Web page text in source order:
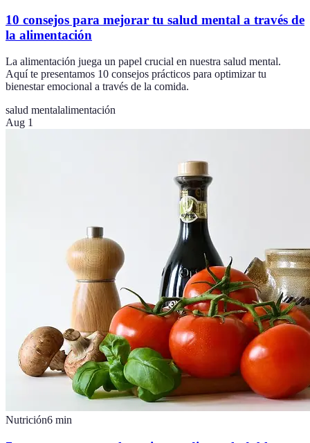
10 consejos para mejorar tu salud mental a través de
la alimentación
La alimentación juega un papel crucial en nuestra salud mental.
Aquí te presentamos 10 consejos prácticos para optimizar tu
bienestar emocional a través de la comida.
salud mentalalimentación
Aug 1
Nutrición6 min